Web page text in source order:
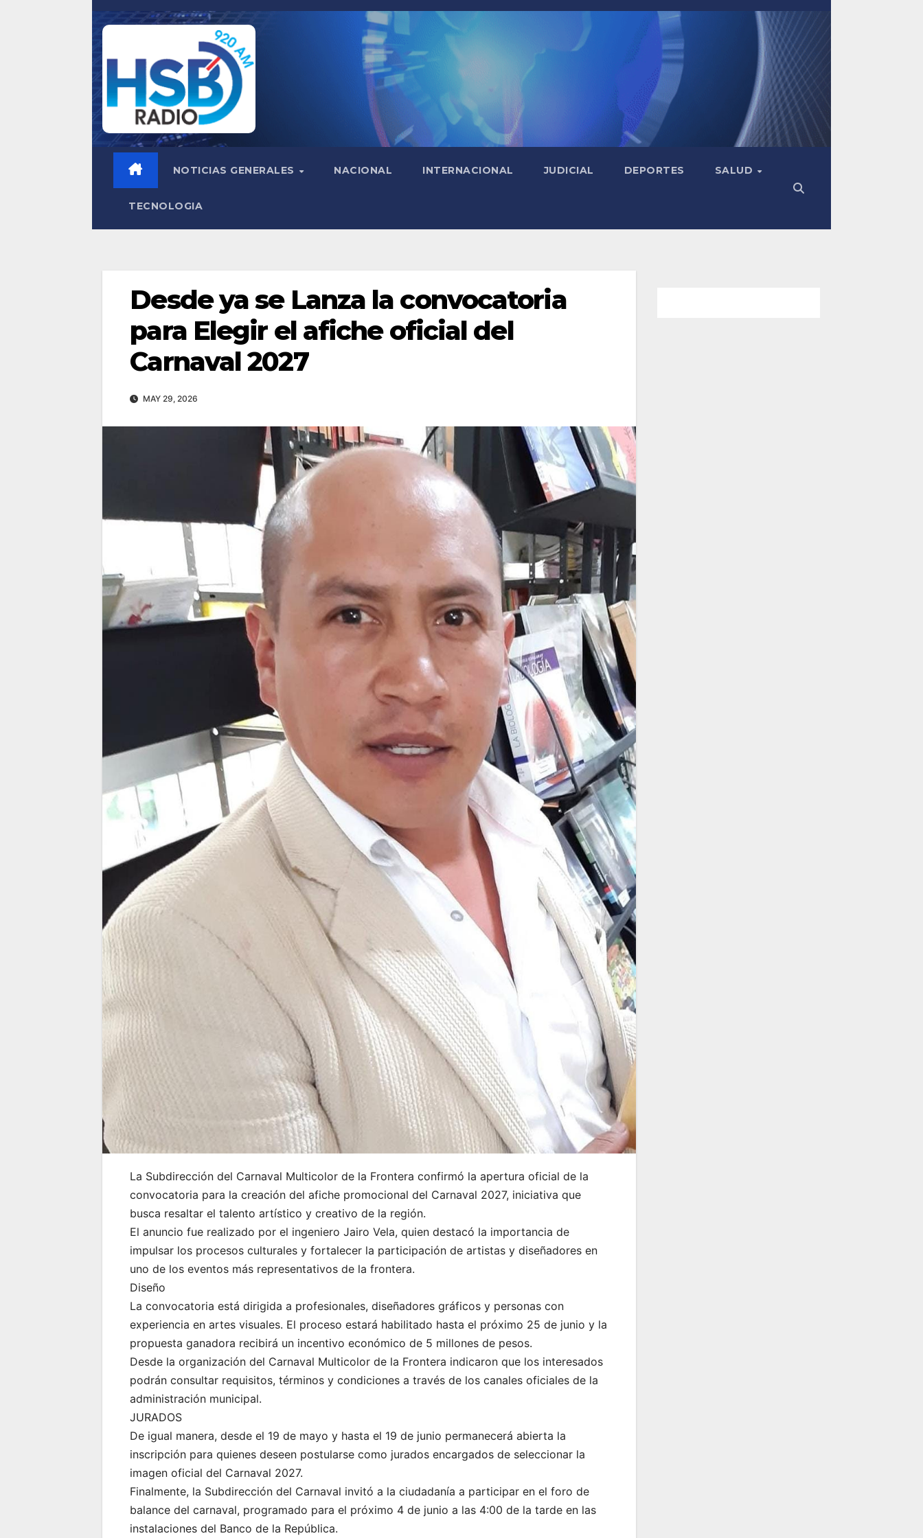
Saltar
contenido
NOTICIAS GENERALES NACIONAL INTERNACIONAL JUDICIAL DEPORTES SALUD
TECNOLOGIA
Desde ya se Lanza la convocatoria
para Elegir el afiche oficial del
Carnaval 2027
MAY 29, 2026
La Subdirección del Carnaval Multicolor de la Frontera confirmó la apertura oficial de la
convocatoria para la creación del afiche promocional del Carnaval 2027, iniciativa que
busca resaltar el talento artístico y creativo de la región.
El anuncio fue realizado por el ingeniero Jairo Vela, quien destacó la importancia de
impulsar los procesos culturales y fortalecer la participación de artistas y diseñadores en
uno de los eventos más representativos de la frontera.
Diseño
La convocatoria está dirigida a profesionales, diseñadores gráficos y personas con
experiencia en artes visuales. El proceso estará habilitado hasta el próximo 25 de junio y la
propuesta ganadora recibirá un incentivo económico de 5 millones de pesos.
Desde la organización del Carnaval Multicolor de la Frontera indicaron que los interesados
podrán consultar requisitos, términos y condiciones a través de los canales oficiales de la
administración municipal.
JURADOS
De igual manera, desde el 19 de mayo y hasta el 19 de junio permanecerá abierta la
inscripción para quienes deseen postularse como jurados encargados de seleccionar la
imagen oficial del Carnaval 2027.
Finalmente, la Subdirección del Carnaval invitó a la ciudadanía a participar en el foro de
balance del carnaval, programado para el próximo 4 de junio a las 4:00 de la tarde en las
instalaciones del Banco de la República.